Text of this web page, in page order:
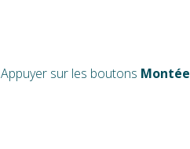
Appuyer sur les boutons Montée